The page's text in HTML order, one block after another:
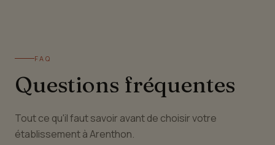
FAQ
Questions fréquentes
Tout ce qu'il faut savoir avant de choisir votre
établissement à Arenthon.